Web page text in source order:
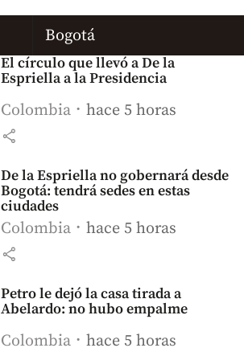
Bogotá
El círculo que llevó a De la
Espriella a la Presidencia
Colombia hace 5 horas
share
De la Espriella no gobernará desde
Bogotá: tendrá sedes en estas
ciudades
Colombia hace 5 horas
share
Petro le dejó la casa tirada a
Abelardo: no hubo empalme
Colombia hace 5 horas